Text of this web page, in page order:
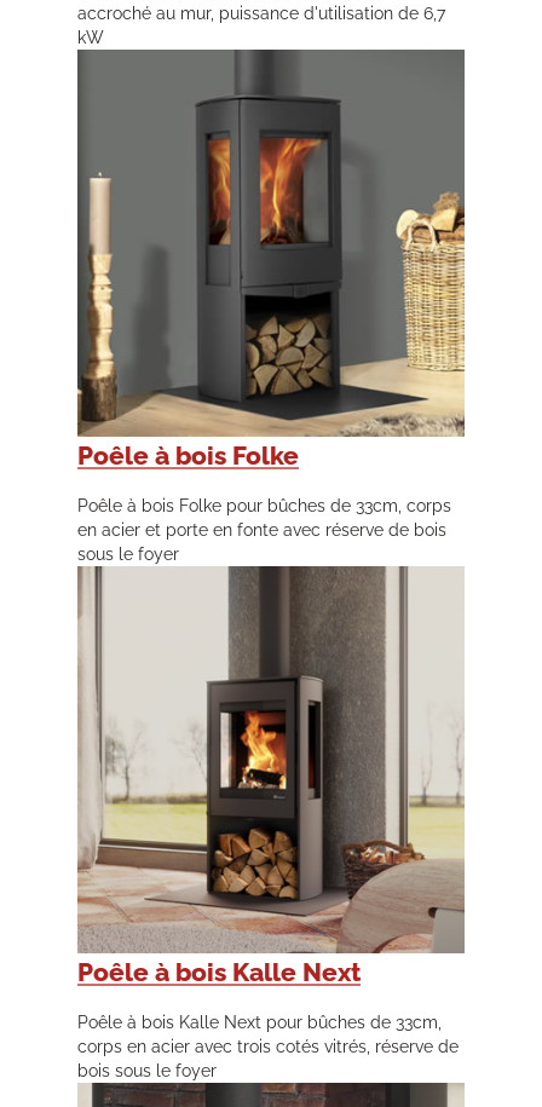
accroché au mur, puissance d'utilisation de 6,7
kW
Poêle à bois Folke
Poêle à bois Folke pour bûches de 33cm, corps
en acier et porte en fonte avec réserve de bois
sous le foyer
Poêle à bois Kalle Next
Poêle à bois Kalle Next pour bûches de 33cm,
corps en acier avec trois cotés vitrés, réserve de
bois sous le foyer